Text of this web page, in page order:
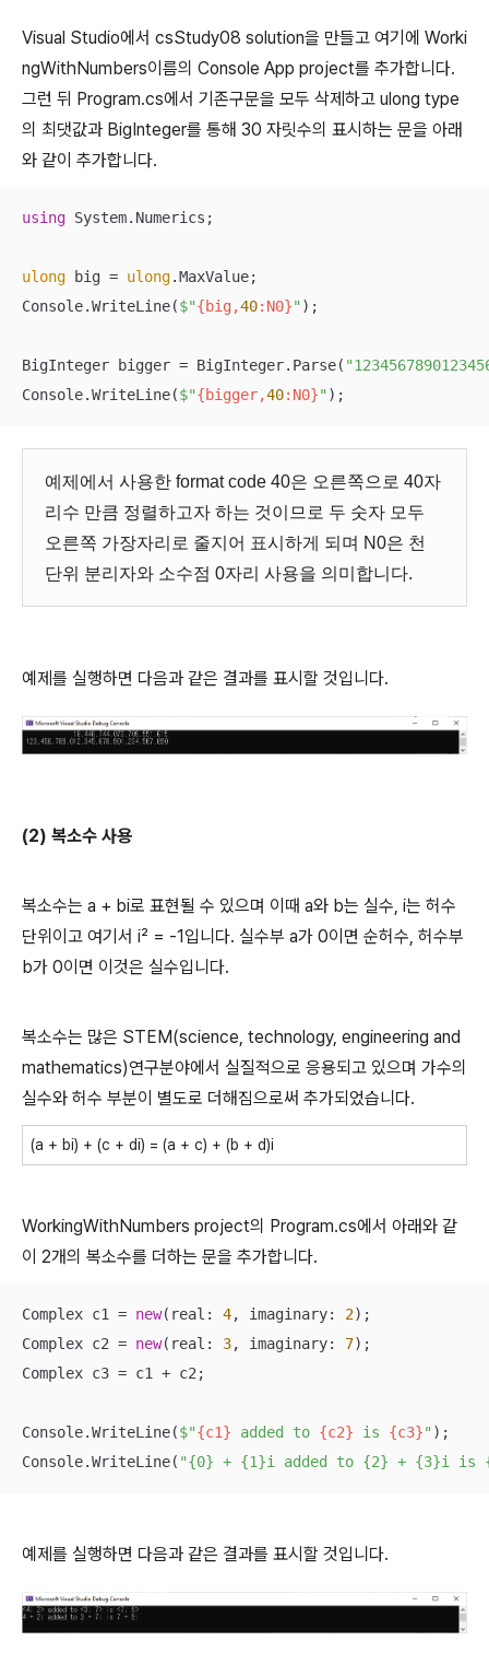
Visual Studio에서 csStudy08 solution을 만들고 여기에 Worki
ngWithNumbers이름의 Console App project를 추가합니다.
그런 뒤 Program.cs에서 기존구문을 모두 삭제하고 ulong type
의 최댓값과 BigInteger를 통해 30 자릿수의 표시하는 문을 아래
와 같이 추가합니다.
using System.Numerics;
ulong big = ulong.MaxValue;
Console.WriteLine($"{big,40:N0}" );
BigInteger bigger = BigInteger.Parse(
Console.WriteLine($"{bigger,40:N0}" );
예제에서 사용한 format code 40은 오른쪽으로 40자
리수 만큼 정렬하고자 하는 것이므로 두 숫자 모두
오른쪽 가장자리로 줄지어 표시하게 되며 N0은 천
단위 분리자와 소수점 0자리 사용을 의미합니다.
예제를 실행하면 다음과 같은 결과를 표시할 것입니다.
(2) 복소수 사용
복소수는 a + bi로 표현될 수 있으며 이때 a와 b는 실수, i는 허수
단위이고 여기서 i² = -1입니다. 실수부 a가 0이면 순허수, 허수부
b가 0이면 이것은 실수입니다.
복소수는 많은 STEM(science, technology, engineering and
mathematics)연구분야에서 실질적으로 응용되고 있으며 가수의
실수와 허수 부분이 별도로 더해짐으로써 추가되었습니다.
(a + bi) + (c + di) = (a + c) + (b + d)i
WorkingWithNumbers project의 Program.cs에서 아래와 같
이 2개의 복소수를 더하는 문을 추가합니다.
Complex c1 = new(real: 4, imaginary: 2);
Complex c2 = new(real: 3, imaginary: 7);
Complex c3 = c1 + c2;
Console.WriteLine($"{c1} added to {c2} is {c3}" );
Console.WriteLine( "{0} + {1}i added to {2} + {3}i is
예제를 실행하면 다음과 같은 결과를 표시할 것입니다.